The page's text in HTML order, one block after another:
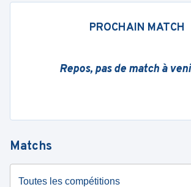
PROCHAIN MATCH
Repos, pas de match à
Matchs
Toutes les compétitions